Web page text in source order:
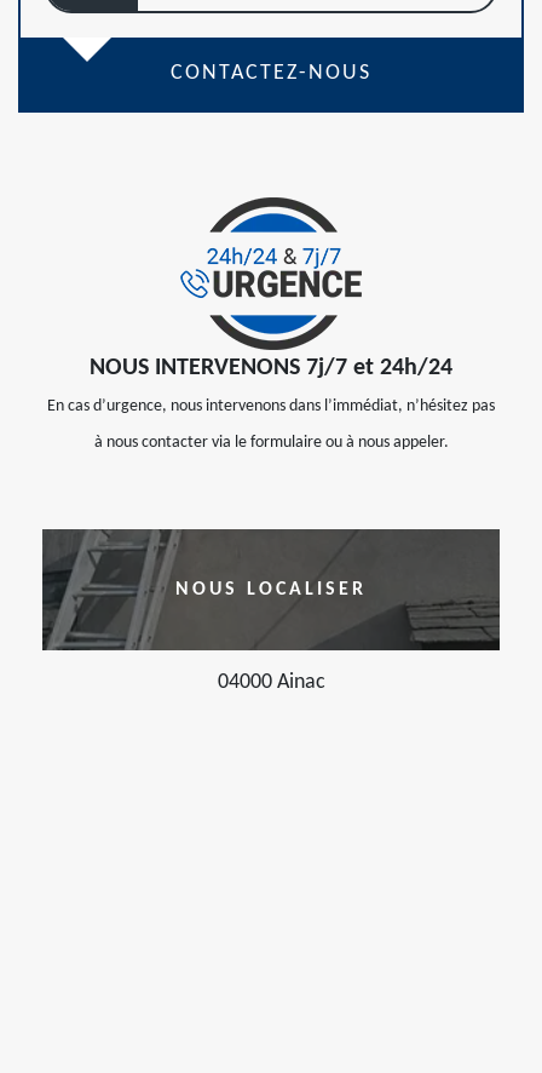
CONTACTEZ-NOUS
NOUS INTERVENONS 7j/7 et 24h/24
En cas d’urgence, nous intervenons dans l’immédiat, n’hésitez pas
à nous contacter via le formulaire ou à nous appeler.
NOUS LOCALISER
04000 Ainac